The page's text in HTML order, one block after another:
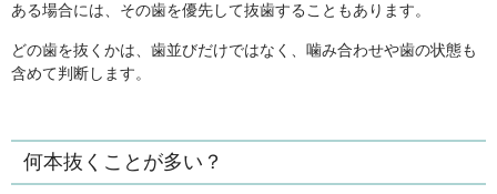
ある場合には、その歯を優先して抜歯することもあります。
どの歯を抜くかは、歯並びだけではなく、噛み合わせや歯の状態も
含めて判断します。
何本抜くことが多い？